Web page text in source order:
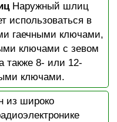
Наружный шлиц
использоваться в
гаечными ключами,
ключами с зевом
также 8- или 12-
ключами.
из широко